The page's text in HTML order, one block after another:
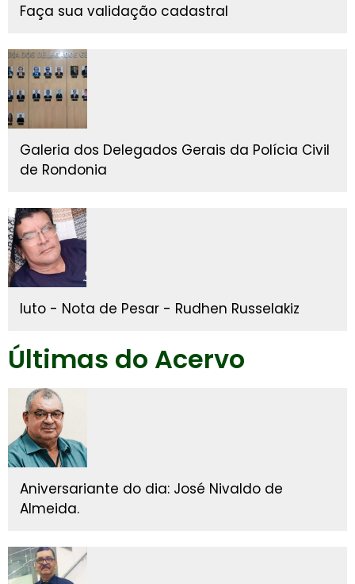
Faça sua validação cadastral
Galeria dos Delegados Gerais da Polícia Civil
de Rondonia
luto - Nota de Pesar - Rudhen Russelakiz
Últimas do Acervo
Aniversariante do dia: José Nivaldo de
Almeida.